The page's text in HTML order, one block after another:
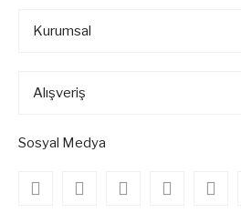
Kurumsal
Alışveriş
Sosyal Medya